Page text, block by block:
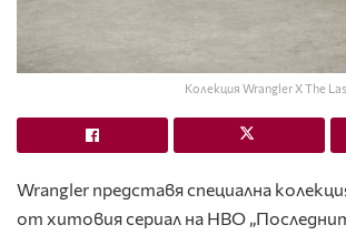
Колекция Wrangler X The
Wrangler представя специална
от хитовия сериал на HBO